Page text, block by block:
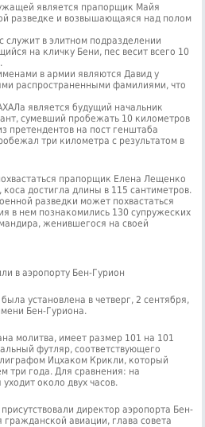
является прапорщик Майя
разведке и возвышающаяся над полом
в элитном подразделении
на кличку Бени, пес весит всего 10
в армии являются Давид у
распространенными фамилиями, что
является будущий начальник
сумевший пробежать 10 километров
претендентов на пост генштаба
три километра с результатом в
прапорщик Елена Лещенко
достигла длины в 115 сантиметров.
разведки может похвастаться
в нем познакомились 130 супружеских
женившегося на своей
в аэропорту Бен-Гурион
установлена в четверг, 2 сентября,
Бен-Гуриона.
молитва, имеет размер 101 на 101
футляр, соответствующего
Ицхаком Крикли, который
три года. Для cравнения: на
около двух часов.
директор аэропорта Бен-
гражданской авиации, глава совета